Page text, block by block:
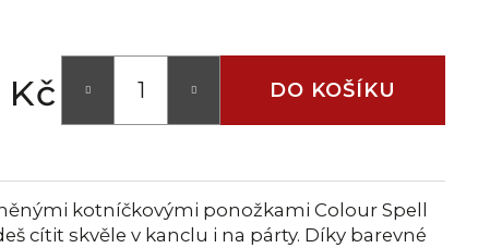
Kč DO KOŠÍKU
kotníčkovými ponožkami Colour Spell
cítit skvěle v kanclu i na párty. Díky barevné